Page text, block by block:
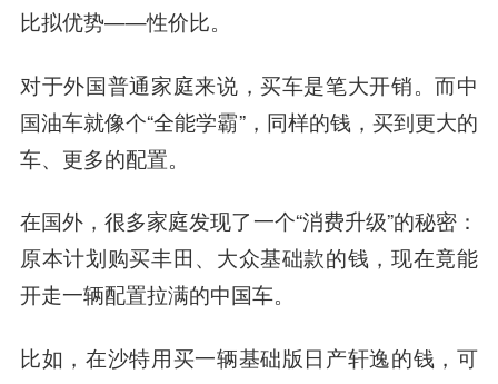
比拟优势——性价比。
对于外国普通家庭来说，买车是笔大开销。而中
国油车就像个“全能学霸”，同样的钱，买到更大的
车、更多的配置。
在国外，很多家庭发现了一个“消费升级”的秘密：
原本计划购买丰田、大众基础款的钱，现在竟能
开走一辆配置拉满的中国车。
比如，在沙特用买一辆基础版日产轩逸的钱，可